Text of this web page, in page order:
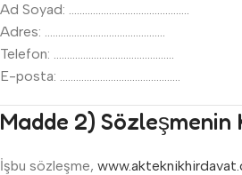
Ad Soyad: ………………………………………
Adres: ………………………………………
Telefon: ………………………………………
E-posta: ………………………………………
Madde 2) Sözleşmenin
İşbu sözleşme,